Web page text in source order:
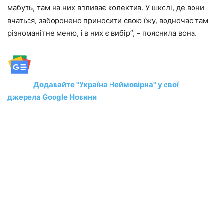
мабуть, там на них впливає колектив. У школі, де вони
вчаться, заборонено приносити свою їжу, водночас там
різноманітне меню, і в них є вибір”, – пояснила вона.
Додавайте "Україна Неймовірна" у свої
джерела Google Новини